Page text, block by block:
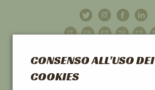
CONSENSO ALL'USO DEI
COOKIES